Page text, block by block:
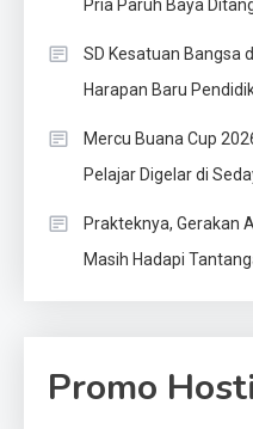
Pria Paruh Baya
SD Kesatuan Bangsa
Harapan Baru
Mercu Buana Cup
Pelajar Digelar di
Prakteknya, Gerakan
Masih Hadapi
Promo